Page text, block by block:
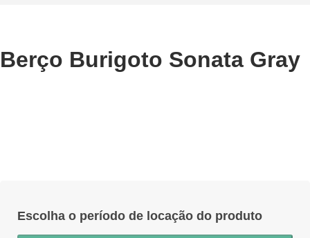
Berço Burigoto Sonata Gray